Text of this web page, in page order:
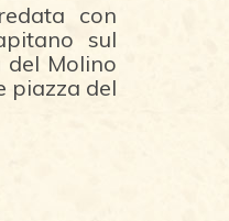
con
sul
Molino
piazza del